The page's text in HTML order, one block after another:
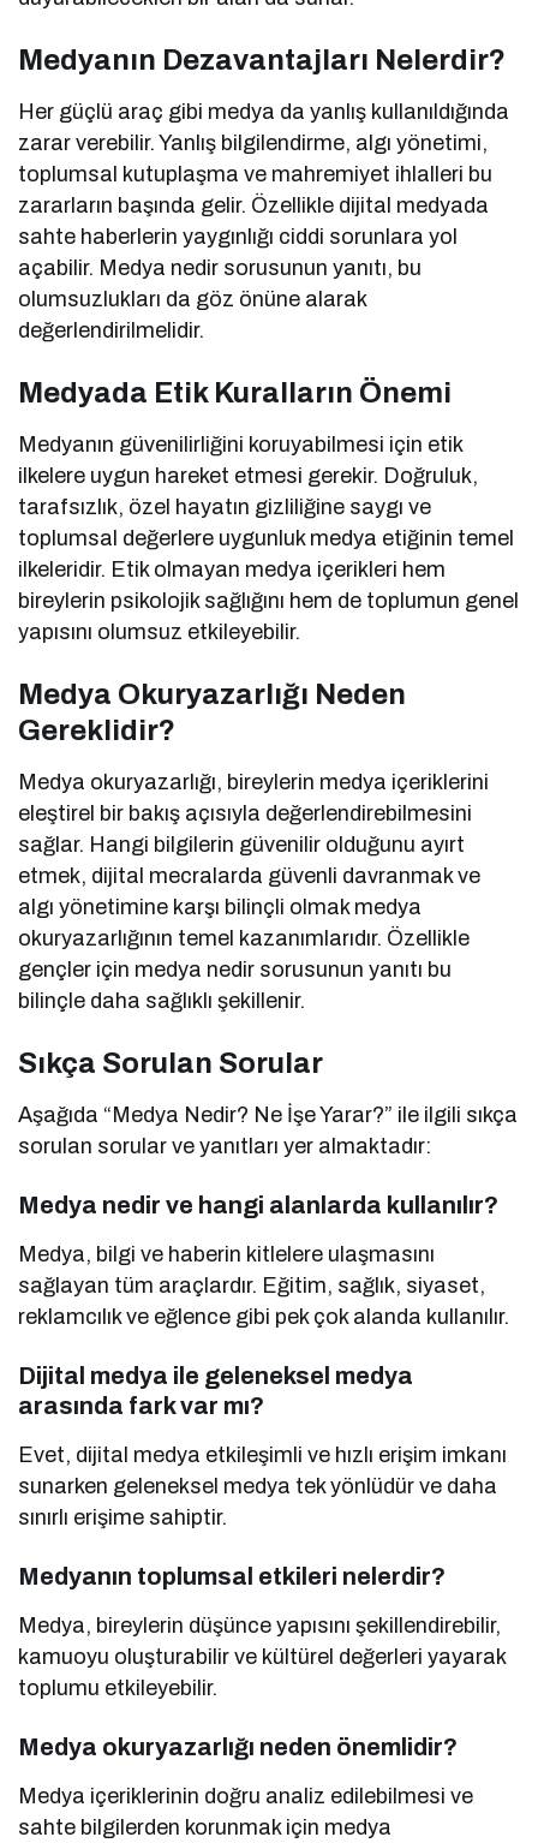
Medyanın Dezavantajları Nelerdir?
Her güçlü araç gibi medya da yanlış kullanıldığında
zarar verebilir. Yanlış bilgilendirme, algı yönetimi,
toplumsal kutuplaşma ve mahremiyet ihlalleri bu
zararların başında gelir. Özellikle dijital medyada
sahte haberlerin yaygınlığı ciddi sorunlara yol
açabilir. Medya nedir sorusunun yanıtı, bu
olumsuzlukları da göz önüne alarak
değerlendirilmelidir.
Medyada Etik Kuralların Önemi
Medyanın güvenilirliğini koruyabilmesi için etik
ilkelere uygun hareket etmesi gerekir. Doğruluk,
tarafsızlık, özel hayatın gizliliğine saygı ve
toplumsal değerlere uygunluk medya etiğinin temel
ilkeleridir. Etik olmayan medya içerikleri hem
bireylerin psikolojik sağlığını hem de toplumun genel
yapısını olumsuz etkileyebilir.
Medya Okuryazarlığı Neden
Gereklidir?
Medya okuryazarlığı, bireylerin medya içeriklerini
eleştirel bir bakış açısıyla değerlendirebilmesini
sağlar. Hangi bilgilerin güvenilir olduğunu ayırt
etmek, dijital mecralarda güvenli davranmak ve
algı yönetimine karşı bilinçli olmak medya
okuryazarlığının temel kazanımlarıdır. Özellikle
gençler için medya nedir sorusunun yanıtı bu
bilinçle daha sağlıklı şekillenir.
Sıkça Sorulan Sorular
Aşağıda “Medya Nedir? Ne İşe Yarar?” ile ilgili sıkça
sorulan sorular ve yanıtları yer almaktadır:
Medya nedir ve hangi alanlarda kullanılır?
Medya, bilgi ve haberin kitlelere ulaşmasını
sağlayan tüm araçlardır. Eğitim, sağlık, siyaset,
reklamcılık ve eğlence gibi pek çok alanda kullanılır.
Dijital medya ile geleneksel medya
arasında fark var mı?
Evet, dijital medya etkileşimli ve hızlı erişim imkanı
sunarken geleneksel medya tek yönlüdür ve daha
sınırlı erişime sahiptir.
Medyanın toplumsal etkileri nelerdir?
Medya, bireylerin düşünce yapısını şekillendirebilir,
kamuoyu oluşturabilir ve kültürel değerleri yayarak
toplumu etkileyebilir.
Medya okuryazarlığı neden önemlidir?
Medya içeriklerinin doğru analiz edilebilmesi ve
sahte bilgilerden korunmak için medya